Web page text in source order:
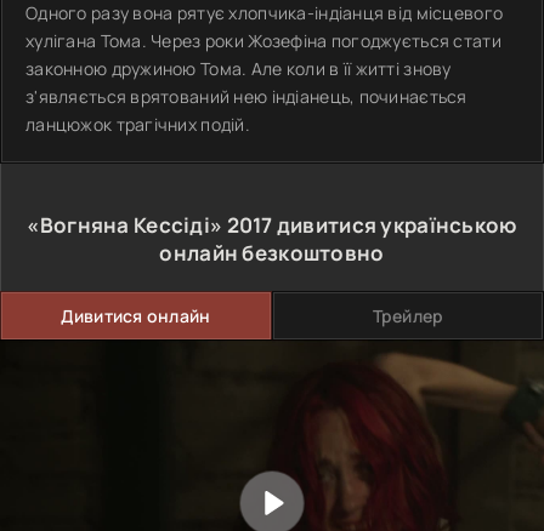
Одного разу вона рятує хлопчика-індіанця від місцевого
хулігана Тома. Через роки Жозефіна погоджується стати
законною дружиною Тома. Але коли в її житті знову
з'являється врятований нею індіанець, починається
ланцюжок трагічних подій.
«Вогняна Кессіді» 2017дивитися українською
онлайн безкоштовно
Дивитися онлайн Трейлер